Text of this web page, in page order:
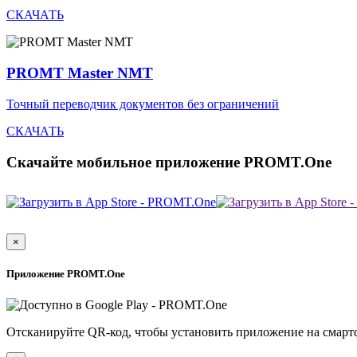
СКАЧАТЬ
PROMT Master NMT
Точный переводчик документов без ограничений
СКАЧАТЬ
Скачайте мобильное приложение PROMT.One
×
Приложение PROMT.One
Отсканируйте QR-код, чтобы установить приложение на